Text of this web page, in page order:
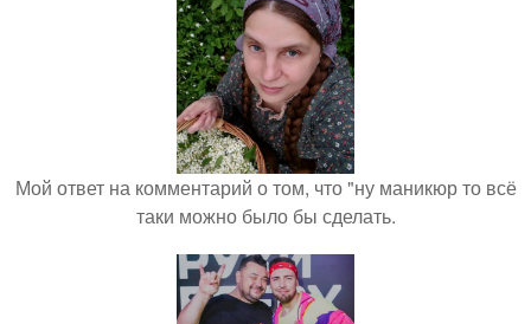
Мой ответ на комментарий о том, что "ну маникюр то всё
таки можно было бы сделать.